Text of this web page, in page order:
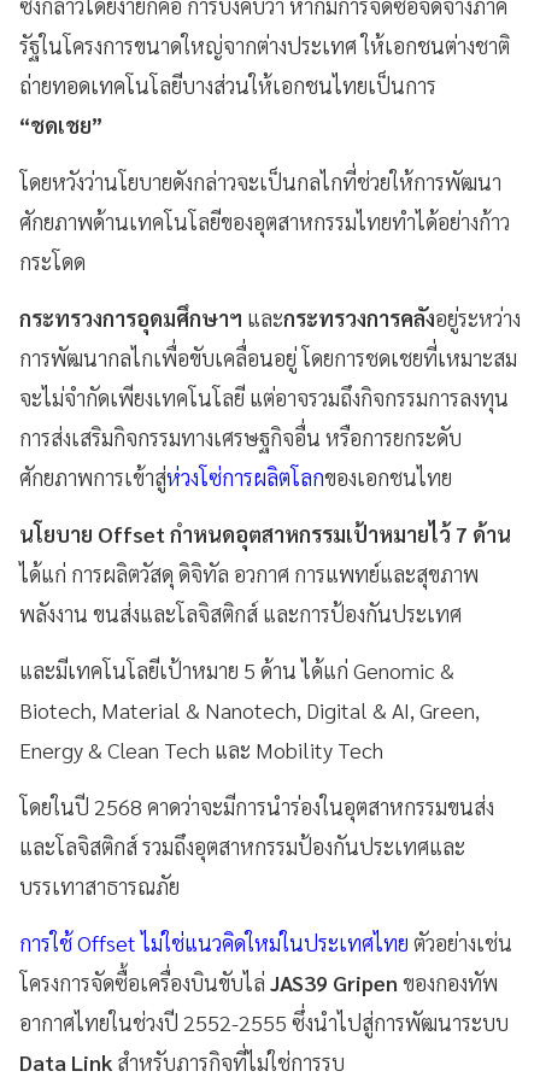
รัฐในโครงการขนาดใหญ่จากต่างประเทศ ให้เอกชนต่างชาติ
ถ่ายทอดเทคโนโลยีบางส่วนให้เอกชนไทยเป็นการ
“ชดเชย”
โดยหวังว่านโยบายดังกล่าวจะเป็นกลไกที่ช่วยให้การพัฒนา
ศักยภาพด้านเทคโนโลยีของอุตสาหกรรมไทยทำได้อย่างก้าว
กระโดด
กระทรวงการอุดมศึกษาฯ และกระทรวงการคลังอยู่ระหว่าง
การพัฒนากลไกเพื่อขับเคลื่อนอยู่ โดยการชดเชยที่เหมาะสม
จะไม่จำกัดเพียงเทคโนโลยี แต่อาจรวมถึงกิจกรรมการลงทุน
การส่งเสริมกิจกรรมทางเศรษฐกิจอื่น หรือการยกระดับ
ศักยภาพการเข้าสู่ห่วงโซ่การผลิตโลกของเอกชนไทย
นโยบาย Offset กำหนดอุตสาหกรรมเป้าหมายไว้ 7 ด้าน
ได้แก่ การผลิตวัสดุ ดิจิทัล อวกาศ การแพทย์และสุขภาพ
พลังงาน ขนส่งและโลจิสติกส์ และการป้องกันประเทศ
และมีเทคโนโลยีเป้าหมาย 5 ด้าน ได้แก่ Genomic &
Biotech, Material & Nanotech, Digital & AI, Green,
Energy & Clean Tech และ Mobility Tech
โดยในปี 2568 คาดว่าจะมีการนำร่องในอุตสาหกรรมขนส่ง
และโลจิสติกส์ รวมถึงอุตสาหกรรมป้องกันประเทศและ
บรรเทาสาธารณภัย
การใช้ Offset ไม่ใช่แนวคิดใหม่ในประเทศไทย ตัวอย่างเช่น
โครงการจัดซื้อเครื่องบินขับไล่ JAS39 Gripen ของกองทัพ
อากาศไทยในช่วงปี 2552-2555 ซึ่งนำไปสู่การพัฒนาระบบ
Data Link สำหรับภารกิจที่ไม่ใช่การรบ